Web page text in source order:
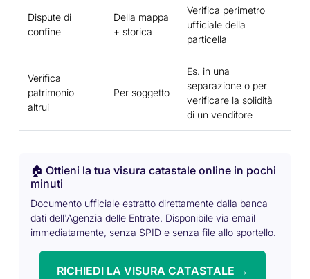
Dispute di
confine
Della mappa
+ storica
Verifica perimetro
ufficiale della
particella
Verifica
patrimonio
altrui
Per soggetto
Es. in una
separazione o per
verificare la solidità
di un venditore
🏠 Ottieni la tua visura catastale online in pochi
minuti
Documento ufficiale estratto direttamente dalla banca
dati dell'Agenzia delle Entrate. Disponibile via email
immediatamente, senza SPID e senza file allo sportello.
RICHIEDI LA VISURA CATASTALE →